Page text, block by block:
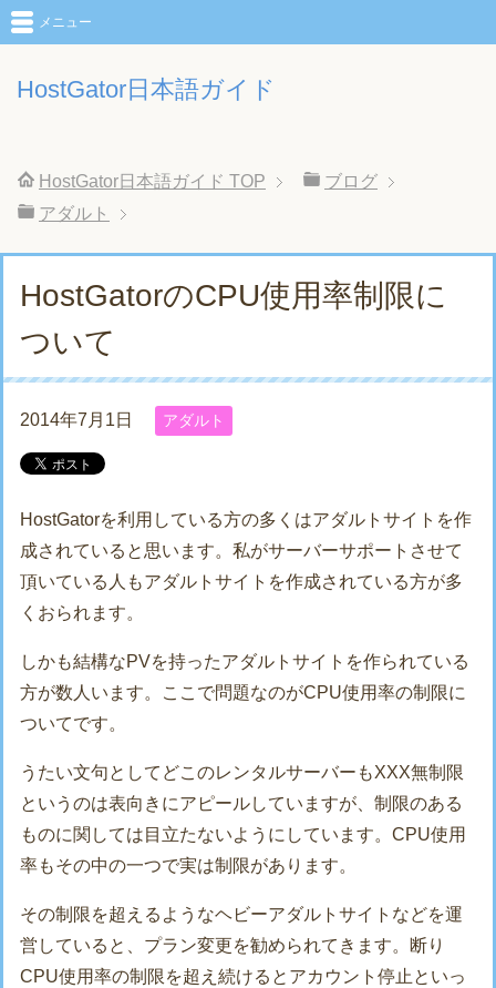
HostGator日本語ガイド
メニュー
HostGator日本語ガイド TOP
ブログ
アダルト
HostGatorのCPU使用率制限に
ついて
2014年7月1日 アダルト
HostGatorを利用している方の多くはアダルトサイトを作
成されていると思います。私がサーバーサポートさせて
頂いている人もアダルトサイトを作成されている方が多
くおられます。
しかも結構なPVを持ったアダルトサイトを作られている
方が数人います。ここで問題なのがCPU使用率の制限に
ついてです。
うたい文句としてどこのレンタルサーバーもXXX無制限
というのは表向きにアピールしていますが、制限のある
ものに関しては目立たないようにしています。CPU使用
率もその中の一つで実は制限があります。
その制限を超えるようなヘビーアダルトサイトなどを運
営していると、プラン変更を勧められてきます。断り
CPU使用率の制限を超え続けるとアカウント停止といっ